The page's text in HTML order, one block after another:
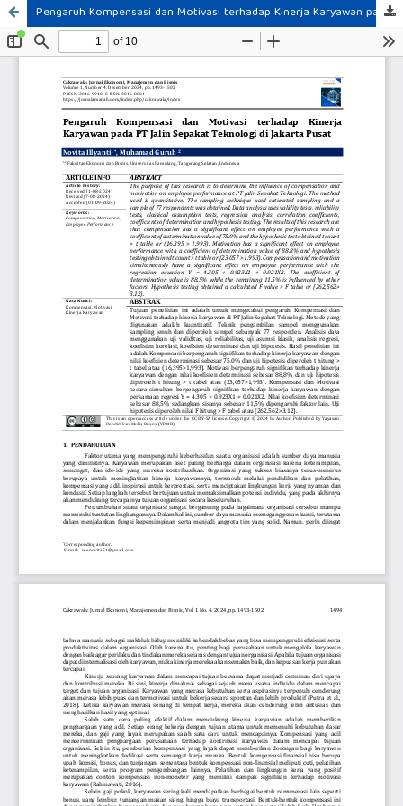
Pengaruh Kompensasi dan Motivasi terhadap Kinerja Karyawan pada PT Jalin Sepakat Teknologi di Jakarta Pusat